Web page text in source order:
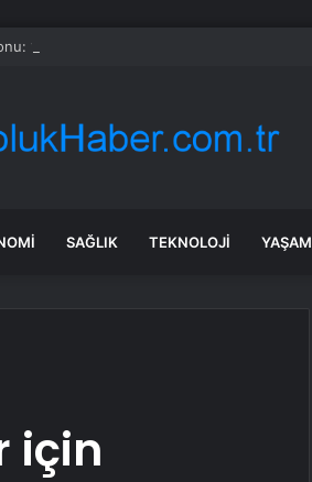
1.7 Milyon Hap Ele Geçirildi
SAĞLIK TEKNOLOJI YAŞAM
için